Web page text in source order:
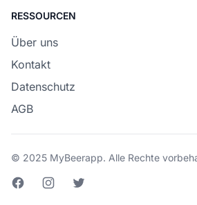
RESSOURCEN
Über uns
Kontakt
Datenschutz
AGB
© 2025 MyBeerapp. Alle Rechte